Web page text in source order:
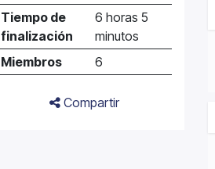
Tiempo de
finalización
6 horas 5
minutos
Miembros
6
Compartir